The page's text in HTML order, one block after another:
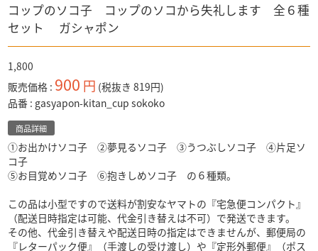
コップのソコ子 コップのソコから失礼します 全６種
セット ガシャポン
1,800
販売価格 900 円 (税抜き 819円)
品番 gasyapon-kitan_cup sokoko
商品詳細
①お出かけソコ子 ②夢見るソコ子 ③うつぶしソコ子 ④片足ソ
コ子
➄お目覚めソコ子 ⑥抱きしめソコ子 の６種類。
この品は小型ですので送料が割安なヤマトの『宅急便コンパクト』
（配送日時指定は可能、代金引き替えは不可）で発送できます。
その他、代金引き替えや配送日時の指定はできませんが、郵便局の
『レターパック便』（手渡しの受け渡し）や『定形外郵便』（ポス